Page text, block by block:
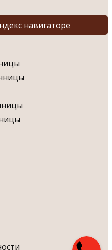
навигаторе